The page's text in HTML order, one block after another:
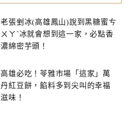
老張剉冰(高雄鳳山)說到黑糖蜜ㄘ
ㄨㄚˋ冰就會想到這一家，必點香
濃綿密芋頭！
高雄必吃！苓雅市場「這家」萬
丹紅豆餅，餡料多到尖叫的幸福
滋味！